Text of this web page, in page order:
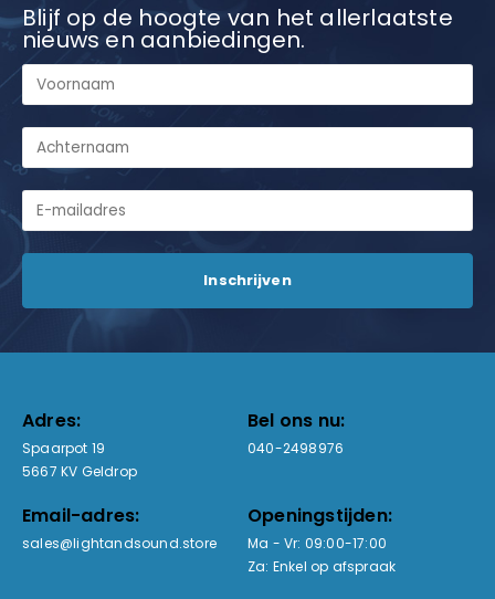
Blijf op de hoogte van het allerlaatste
nieuws en aanbiedingen.
Adres:
Spaarpot 19
5667 KV Geldrop
Bel ons nu:
040-2498976
Email-adres:
sales@lightandsound.store
Openingstijden:
Ma - Vr: 09:00-17:00
Za: Enkel op afspraak